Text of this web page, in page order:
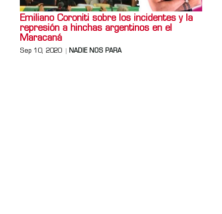
Emiliano Coroniti sobre los incidentes y la
represión a hinchas argentinos en el
Maracaná
Sep 10, 2020 NADIE NOS PARA